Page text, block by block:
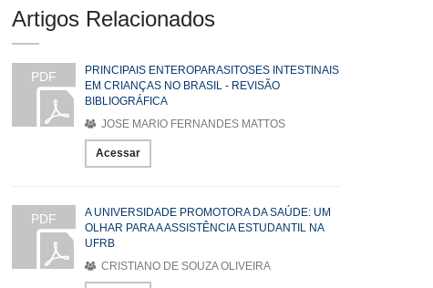
Artigos Relacionados
PDF
PRINCIPAIS ENTEROPARASITOSES INTESTINAIS
EM CRIANÇAS NO BRASIL - REVISÃO
BIBLIOGRÁFICA
JOSE MARIO FERNANDES MATTOS
Acessar
PDF
A UNIVERSIDADE PROMOTORA DA SAÚDE: UM
OLHAR PARA A ASSISTÊNCIA ESTUDANTIL NA
UFRB
CRISTIANO DE SOUZA OLIVEIRA